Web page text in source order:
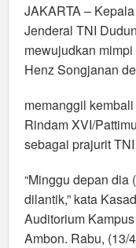
JAKARTA –
Jenderal TNI
mewujudkan
Henz Songjanan
memanggil
Rindam XVI/
sebagai prajurit
“Minggu depan dia
dilantik,” kata
Auditorium
Ambon. Rabu, (13/